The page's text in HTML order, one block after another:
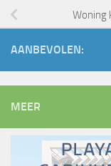
Woning
AANBEVOLEN:
MEER